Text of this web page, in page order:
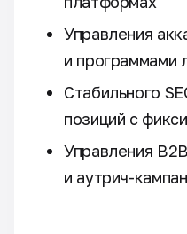
Управления
и программами
Стабильного
позиций с
Управления
и аутрич-